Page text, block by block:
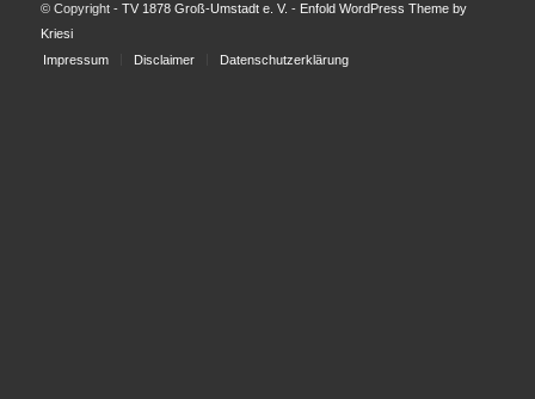
© Copyright - TV 1878 Groß-Umstadt e. V. - Enfold WordPress Theme by
Kriesi
Impressum
Disclaimer Datenschutzerklärung